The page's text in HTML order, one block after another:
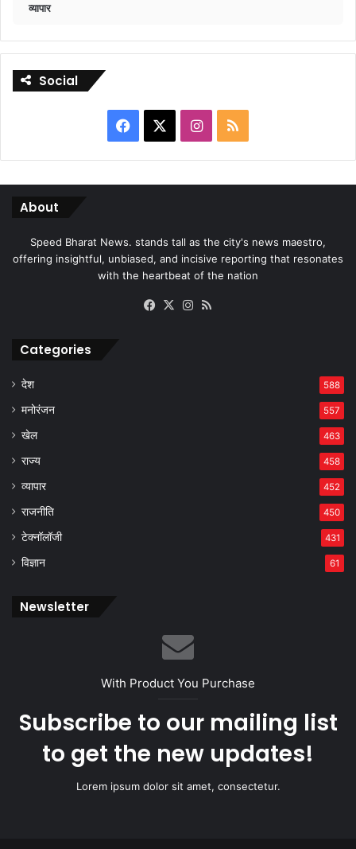
व्यापार
Social
Facebook Instagram
RSS
About
Speed Bharat News. stands tall as the city's news maestro,
offering insightful, unbiased, and incisive reporting that resonates
with the heartbeat of the nation
Facebook
X Instagram
Categories
देश 588
मनोरंजन 557
खेल 463
राज्य 458
व्यापार 452
राजनीति 450
टेक्नॉलॉजी 431
विज्ञान 61
Newsletter
With Product You Purchase
Subscribe to our mailing list
to get the new updates!
Lorem ipsum dolor sit amet, consectetur.